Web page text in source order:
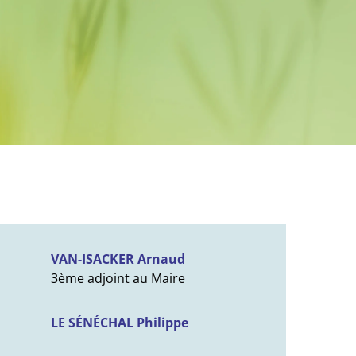
VAN-ISACKER Arnaud
3ème adjoint au Maire
LE SÉNÉCHAL Philippe